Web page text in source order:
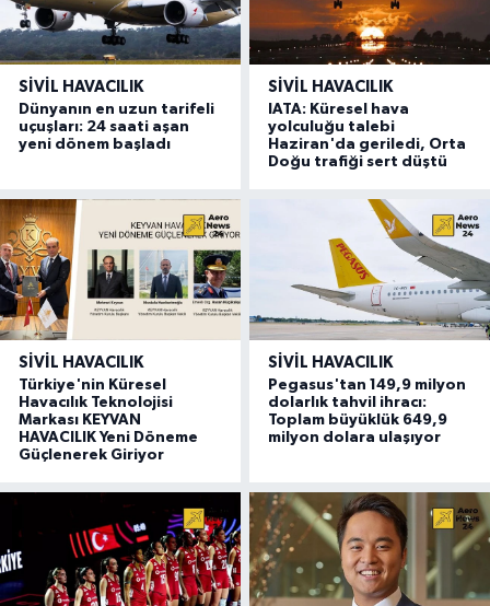
SIVIL HAVACILIK
Dünyanın en uzun tarifeli
uçuşları: 24 saati aşan
yeni dönem başladı
SIVIL HAVACILIK
IATA: Küresel hava
yolculuğu talebi
Haziran'da geriledi, Orta
Doğu trafiği sert düştü
SIVIL HAVACILIK
Türkiye'nin Küresel
Havacılık Teknolojisi
Markası KEYVAN
HAVACILIK Yeni Döneme
Güçlenerek Giriyor
SIVIL HAVACILIK
Pegasus'tan 149,9 milyon
dolarlık tahvil ihracı:
Toplam büyüklük 649,9
milyon dolara ulaşıyor